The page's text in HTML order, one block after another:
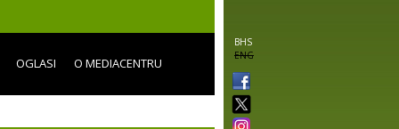
BHS
ENG
OGLASI O MEDIACENTRU